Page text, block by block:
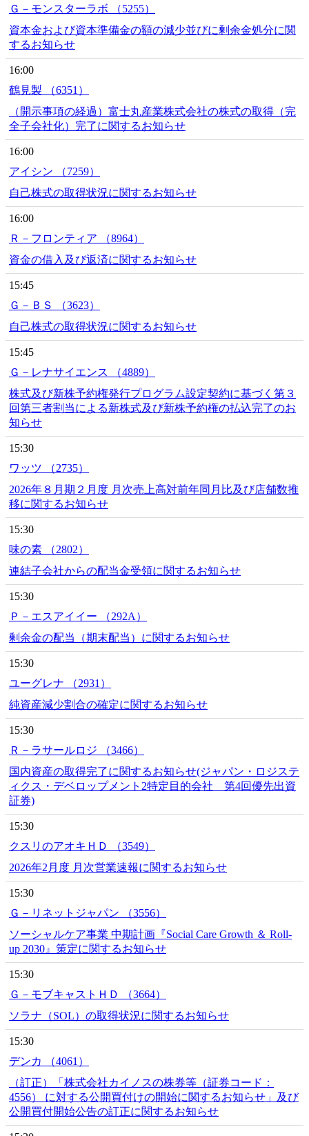
Ｇ－モンスターラボ （5255）
資本金および資本準備金の額の減少並びに剰余金処分に関
するお知らせ
16:00
鶴見製 （6351）
（開示事項の経過）富士丸産業株式会社の株式の取得（完
全子会社化）完了に関するお知らせ
16:00
アイシン （7259）
自己株式の取得状況に関するお知らせ
16:00
Ｒ－フロンティア （8964）
資金の借入及び返済に関するお知らせ
15:45
Ｇ－ＢＳ （3623）
自己株式の取得状況に関するお知らせ
15:45
Ｇ－レナサイエンス （4889）
株式及び新株予約権発行プログラム設定契約に基づく第３
回第三者割当による新株式及び新株予約権の払込完了のお
知らせ
15:30
ワッツ （2735）
2026年８月期２月度 月次売上高対前年同月比及び店舗数推
移に関するお知らせ
15:30
味の素 （2802）
連結子会社からの配当金受領に関するお知らせ
15:30
Ｐ－エスアイイー （292A）
剰余金の配当（期末配当）に関するお知らせ
15:30
ユーグレナ （2931）
純資産減少割合の確定に関するお知らせ
15:30
Ｒ－ラサールロジ （3466）
国内資産の取得完了に関するお知らせ(ジャパン・ロジステ
ィクス・デベロップメント2特定目的会社 第4回優先出資
証券)
15:30
クスリのアオキＨＤ （3549）
2026年2月度 月次営業速報に関するお知らせ
15:30
Ｇ－リネットジャパン （3556）
ソーシャルケア事業 中期計画『Social Care Growth ＆ Roll-
up 2030』策定に関するお知らせ
15:30
Ｇ－モブキャストＨＤ （3664）
ソラナ（SOL）の取得状況に関するお知らせ
15:30
デンカ （4061）
（訂正）「株式会社カイノスの株券等（証券コード：
4556） に対する公開買付けの開始に関するお知らせ」及び
公開買付開始公告の訂正に関するお知らせ